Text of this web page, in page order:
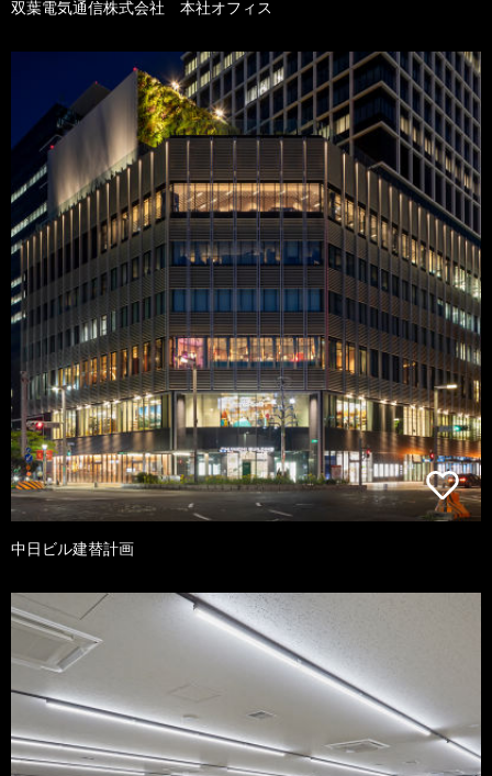
双葉電気通信株式会社 本社オフィス
中日ビル建替計画